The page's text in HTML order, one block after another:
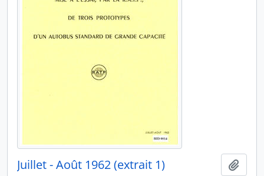
Juillet - Août 1962 (extrait 1)